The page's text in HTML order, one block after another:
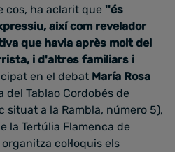
cos, ha aclarit que ''és
així com revelador
que havia après molt del
i d'altres familiars i
en el debat María Rosa
del Tablao Cordobés de
situat a la Rambla, número 5),
la Tertúlia Flamenca de
col·loquis els